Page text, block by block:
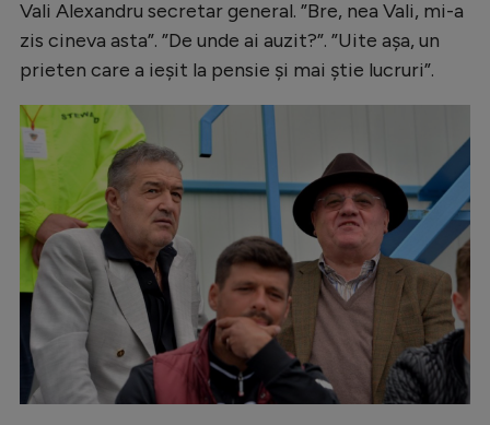
Vali Alexandru secretar general. ”Bre, nea Vali, mi-a
zis cineva asta”. ”De unde ai auzit?”. ”Uite așa, un
prieten care a ieșit la pensie și mai știe lucruri”.